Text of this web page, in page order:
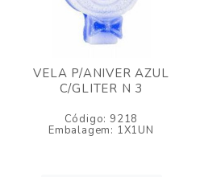
VELA P/ANIVER AZUL
C/GLITER N 3
Código: 9218
Embalagem: 1X1UN